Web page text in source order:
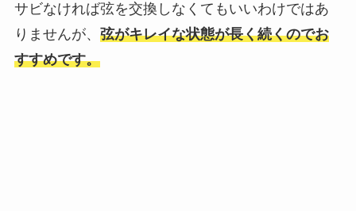
サビなければ弦を交換しなくてもいいわけではあ
りませんが、 弦がキレイな状態が長く続くのでお
すすめです。